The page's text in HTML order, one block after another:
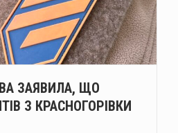
ЗАЯВИЛА, ЩО
З КРАСНОГОРІВКИ